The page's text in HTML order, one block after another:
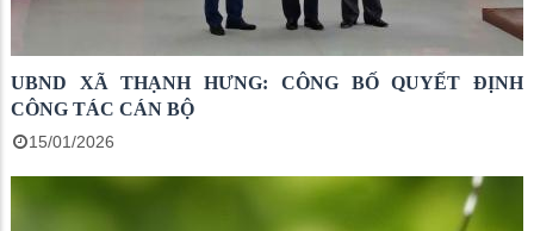
UBND XÃ THẠNH HƯNG: CÔNG BỐ QUYẾT ĐỊNH
CÔNG TÁC CÁN BỘ
15/01/2026